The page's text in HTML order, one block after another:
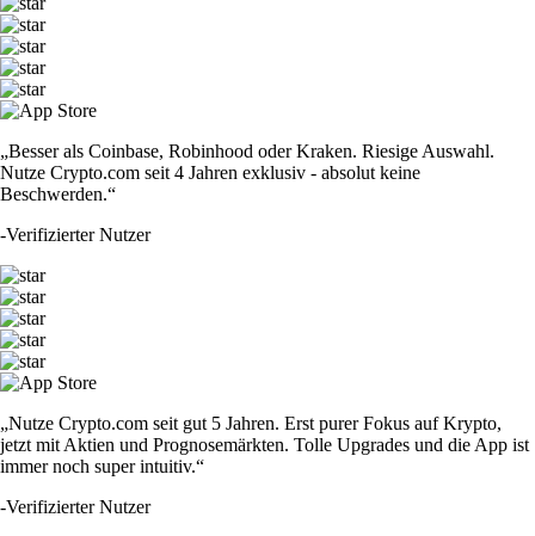
„Besser als Coinbase, Robinhood oder Kraken. Riesige Auswahl.
Nutze Crypto.com seit 4 Jahren exklusiv - absolut keine
Beschwerden.“
-Verifizierter Nutzer
„Nutze Crypto.com seit gut 5 Jahren. Erst purer Fokus auf Krypto,
jetzt mit Aktien und Prognosemärkten. Tolle Upgrades und die App ist
immer noch super intuitiv.“
-Verifizierter Nutzer